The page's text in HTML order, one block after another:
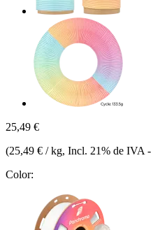
25,49 €
(25,49 € / kg, Incl. 21% de IVA -
Color: